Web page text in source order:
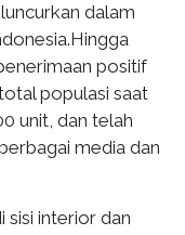
dalam
positif
populasi saat
unit, dan telah
media dan
sisi interior dan